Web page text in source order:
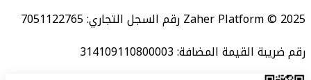
Zaher Platform © 2025 رقم السجل التجاري: 7051122765
رقم ضريبة القيمة المضافة: 314109110800003